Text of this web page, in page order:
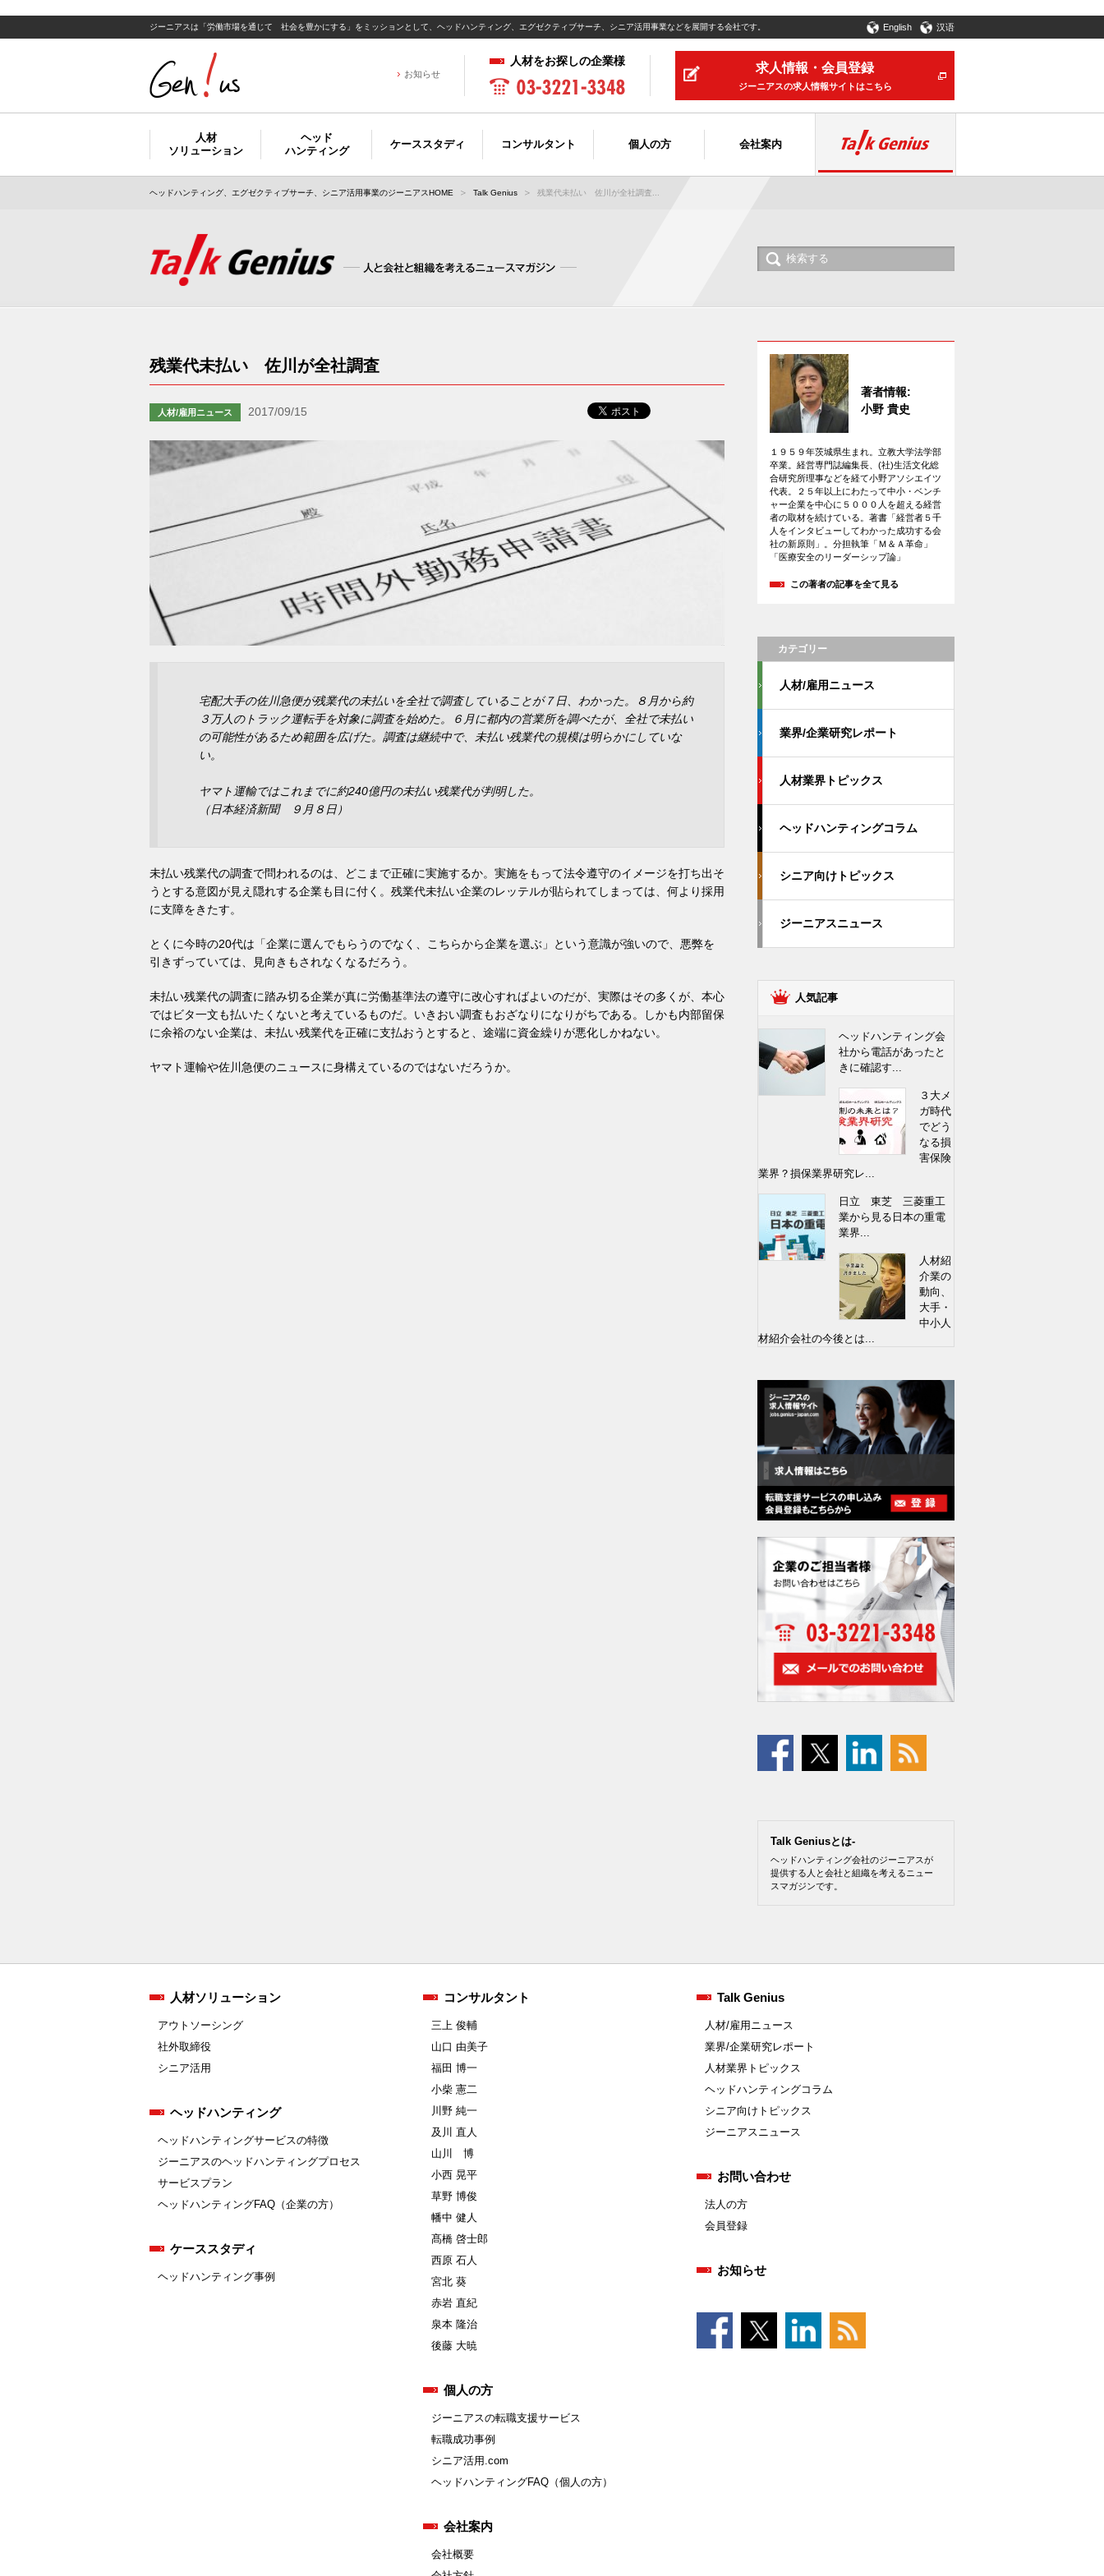
ジーニアスは「労働市場を通じて 社会を豊かにする」をミッションとして、ヘッドハンティング、エグゼクティブサーチ、シニア活用事業などを展開する会社です。
人材
ソリューション
ヘッド
ハンティング
ケーススタディ コンサルタント 個人の方 会社案内
お知らせ
English 汉语
求人情報・会員登録
ジーニアスの求人情報サイトはこちら
人材をお探しの企業様
ヘッドハンティング、エグゼクティブサーチ、シニア活用事業のジーニアスHOME Talk Genius 残業代未払い 佐川が全社調査...
残業代未払い 佐川が全社調査
人材/雇用ニュース 2017/09/15
宅配大手の佐川急便が残業代の未払いを全社で調査していることが７日、わかった。８月から約
３万人のトラック運転手を対象に調査を始めた。６月に都内の営業所を調べたが、全社で未払い
の可能性があるため範囲を広げた。調査は継続中で、未払い残業代の規模は明らかにしていな
い。
ヤマト運輸ではこれまでに約240億円の未払い残業代が判明した。
（日本経済新聞 ９月８日）
未払い残業代の調査で問われるのは、どこまで正確に実施するか。実施をもって法令遵守のイメージを打ち出そ
うとする意図が見え隠れする企業も目に付く。残業代未払い企業のレッテルが貼られてしまっては、何より採用
に支障をきたす。
とくに今時の20代は「企業に選んでもらうのでなく、こちらから企業を選ぶ」という意識が強いので、悪弊を
引きずっていては、見向きもされなくなるだろう。
未払い残業代の調査に踏み切る企業が真に労働基準法の遵守に改心すればよいのだが、実際はその多くが、本心
ではビタ一文も払いたくないと考えているものだ。いきおい調査もおざなりになりがちである。しかも内部留保
に余裕のない企業は、未払い残業代を正確に支払おうとすると、途端に資金繰りが悪化しかねない。
ヤマト運輸や佐川急便のニュースに身構えているのではないだろうか。
著者情報:
小野 貴史
１９５９年茨城県生まれ。立教大学法学部
卒業。経営専門誌編集長、(社)生活文化総
合研究所理事などを経て小野アソシエイツ
代表。２５年以上にわたって中小・ベンチ
ャー企業を中心に５０００人を超える経営
者の取材を続けている。著書「経営者５千
人をインタビューしてわかった成功する会
社の新原則」。分担執筆「Ｍ＆Ａ革命」
「医療安全のリーダーシップ論」
この著者の記事を全て見る
カテゴリー
人材/雇用ニュース
業界/企業研究レポート
人材業界トピックス
ヘッドハンティングコラム
シニア向けトピックス
ジーニアスニュース
人気記事
ヘッドハンティング会
社から電話があったと
きに確認す...
３大メ
ガ時代
でどう
なる損
害保険
業界？損保業界研究レ...
日立 東芝 三菱重工
業から見る日本の重電
業界...
人材紹
介業の
動向、
大手・
中小人
材紹介会社の今後とは...
Talk Geniusとは-
ヘッドハンティング会社のジーニアスが
提供する人と会社と組織を考えるニュー
スマガジンです。
人材ソリューション
アウトソーシング
社外取締役
シニア活用
ヘッドハンティング
ヘッドハンティングサービスの特徴
ジーニアスのヘッドハンティングプロセス
サービスプラン
ヘッドハンティングFAQ（企業の方）
ケーススタディ
ヘッドハンティング事例
コンサルタント
三上 俊輔
山口 由美子
福田 博一
小柴 憲二
川野 純一
及川 直人
山川 博
小西 晃平
草野 博俊
幡中 健人
髙橋 啓士郎
西原 石人
宮北 葵
赤岩 直紀
泉本 隆治
後藤 大暁
個人の方
ジーニアスの転職支援サービス
転職成功事例
シニア活用.com
ヘッドハンティングFAQ（個人の方）
会社案内
会社概要
Talk Genius
人材/雇用ニュース
業界/企業研究レポート
人材業界トピックス
ヘッドハンティングコラム
シニア向けトピックス
ジーニアスニュース
お問い合わせ
法人の方
会員登録
お知らせ